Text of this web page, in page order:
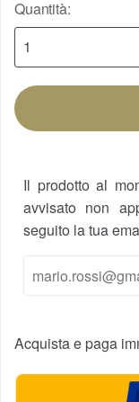
Quantità:
Il prodotto al
avvisato non
seguito la tua
Acquista e paga